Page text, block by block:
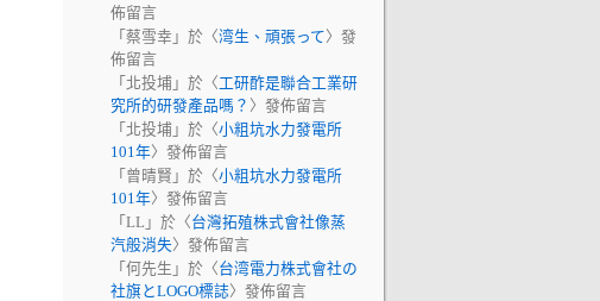
佈留言
「 蔡雪幸 」於〈湾生、頑張って〉發
佈留言
「 北投埔 」於〈工研酢是聯合工業研
究所的研發產品嗎？ 〉發佈留言
「 北投埔 」於〈小粗坑水力發電所
101年〉發佈留言
「 曾晴賢 」於〈小粗坑水力發電所
101年〉發佈留言
「 LL 」於〈台灣拓殖株式會社像蒸
汽般消失〉發佈留言
「 何先生 」於〈台湾電力株式會社の
社旗とLOGO標誌〉發佈留言